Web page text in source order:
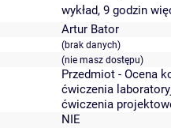
wykład, 9 godzin
Artur Bator
(brak danych)
(nie masz dostępu)
Przedmiot - Ocena
ćwiczenia
ćwiczenia
NIE